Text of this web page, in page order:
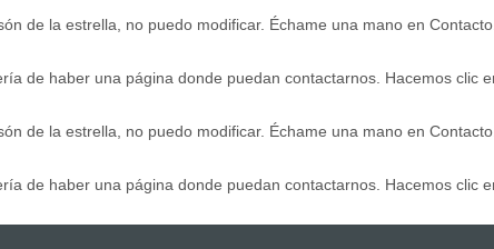
de la estrella, no puedo modificar. Échame una mano en
de haber una página donde puedan contactarnos. Hacemos clic
de la estrella, no puedo modificar. Échame una mano en
de haber una página donde puedan contactarnos. Hacemos clic